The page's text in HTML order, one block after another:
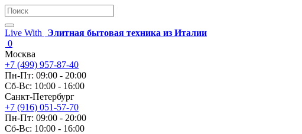
Live With
Элитная бытовая техника из Италии
0
Москва
+7 (499) 957-87-40
Пн-Пт: 09:00 - 20:00
Сб-Вс: 10:00 - 16:00
Санкт-Петербург
+7 (916) 051-57-70
Пн-Пт: 09:00 - 20:00
Сб-Вс: 10:00 - 16:00